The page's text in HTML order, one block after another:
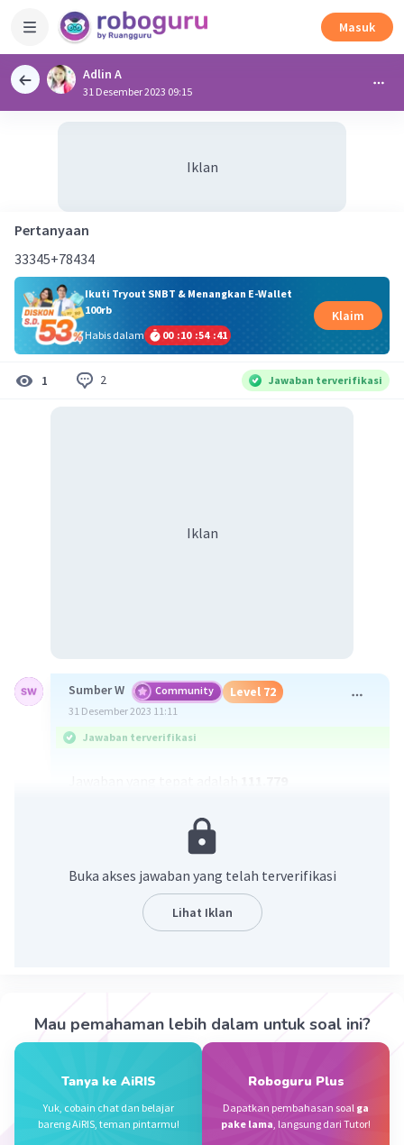
Masuk
Adlin A
31 Desember 2023 09:15
Iklan
Pertanyaan
33345+78434
Ikuti Tryout SNBT & Menangkan E-Wallet
100rb
Habis dalam
00 :10 :54 :40
Klaim
1 2 Jawaban terverifikasi
Iklan
Sumber W Community Level 72
31 Desember 2023 11:11
Jawaban terverifikasi
33345 + 78434 = 78434 + 33345
= 111.779
Beri Rating· 0 ) Balas
The sum of 33345 and 78434 is 111779
Buka akses jawaban yang telah terverifikasi
Lihat Iklan
Mau pemahaman lebih dalam untuk soal ini?
Tanya ke AiRIS
Yuk, cobain chat dan belajar
bareng AiRIS, teman pintarmu!
Roboguru Plus
Dapatkan pembahasan soal ga
pake lama, langsung dari Tutor!